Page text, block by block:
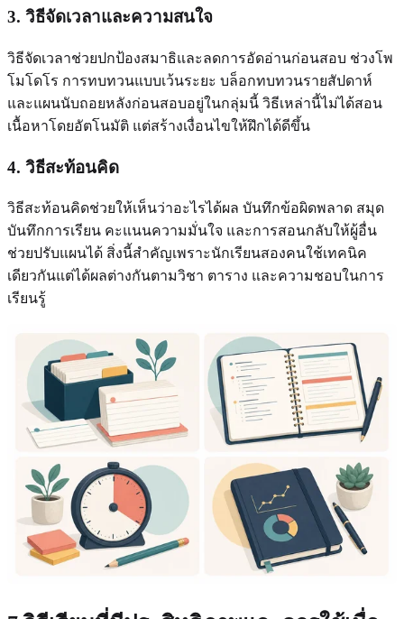
3. วิธีจัดเวลาและความสนใจ
วิธีจัดเวลาช่วยปกป้องสมาธิและลดการอัดอ่านก่อนสอบ ช่วงโพ
โมโดโร การทบทวนแบบเว้นระยะ บล็อกทบทวนรายสัปดาห์
และแผนนับถอยหลังก่อนสอบอยู่ในกลุ่มนี้ วิธีเหล่านี้ไม่ได้สอน
เนื้อหาโดยอัตโนมัติ แต่สร้างเงื่อนไขให้ฝึกได้ดีขึ้น
4. วิธีสะท้อนคิด
วิธีสะท้อนคิดช่วยให้เห็นว่าอะไรได้ผล บันทึกข้อผิดพลาด สมุด
บันทึกการเรียน คะแนนความมั่นใจ และการสอนกลับให้ผู้อื่น
ช่วยปรับแผนได้ สิ่งนี้สำคัญเพราะนักเรียนสองคนใช้เทคนิค
เดียวกันแต่ได้ผลต่างกันตามวิชา ตาราง และความชอบในการ
เรียนรู้